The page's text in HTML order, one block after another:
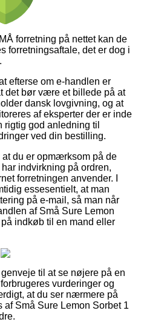
forretning på nettet kan de
forretningsaftale, det er dog i
efterse om e-handlen er
det bør være et billede på at
dansk lovgivning, og at
af eksperter der er inde
god anledning til
ved din bestilling.
du er opmærksom på de
indvirkning på ordren,
forretningen anvender. I
essesentielt, at man
på e-mail, så man når
af Små Sure Lemon
indkøb til en mand eller
til at se nøjere på en
vurderinger og
at du ser nærmere på
Små Sure Lemon Sorbet 1